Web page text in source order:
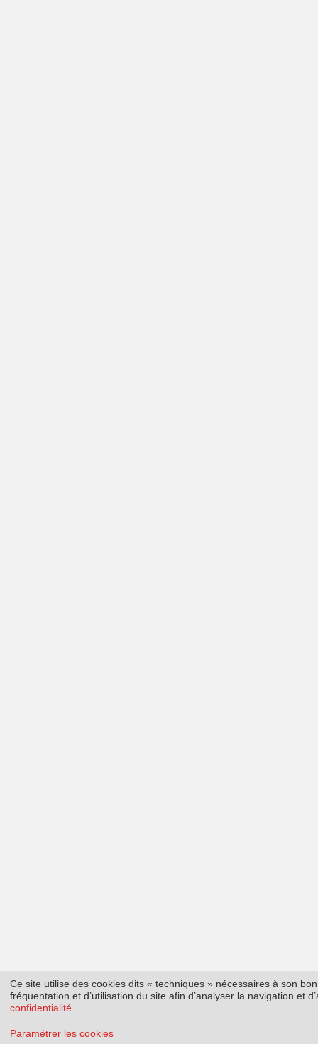
Ce site utilise des cookies dits « techniques » nécessaires à son
fréquentation et d’utilisation du site afin d’analyser la navigation et
confidentialité
Paramétrer les cookies